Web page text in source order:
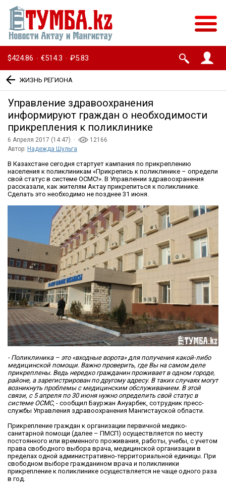
$424.86 · €514.3 · ₽5.83
ЖИЗНЬ РЕГИОНА
Управление здравоохранения
информируют граждан о необходимости
прикрепления к поликлинике
6 Апреля 2017 (14:47) ·
12166
Автор: Надежда Шульга
В Казахстане сегодня стартует кампания по прикреплению
населения к поликлиникам «Прикрепись к поликлинике – определи
свой статус в системе ОСМС!». В Управлении здравоохранения
рассказали, как жителям Актау прикрепиться к поликлинике.
Сделать это необходимо не позднее 31 июня.
- Поликлиника – это «входные ворота» для получения какой-либо
медицинской помощи. Важно проверить, где Вы на самом деле
прикреплены. Ведь нередко гражданин проживает в одном городе,
районе, а зарегистрирован по другому адресу. В таких случаях могут
возникнуть проблемы с медицинским обслуживанием. В этой
связи, с 5 апреля по 30 июня нужно определить свой статус в
системе ОСМС, - сообщил Бауржан Ануарбек, сотрудник пресс-
службы Управления здравоохранения Мангистауской области.
Прикрепление граждан к организации первичной медико-
санитарной помощи (далее – ПМСП) осуществляется по месту
постоянного или временного проживания, работы, учебы, с учетом
права свободного выбора врача, медицинской организации в
пределах одной административно-территориальной единицы. При
свободном выборе гражданином врача и поликлиники
прикрепление к поликлинике осуществляется не чаще одного раза
в год.